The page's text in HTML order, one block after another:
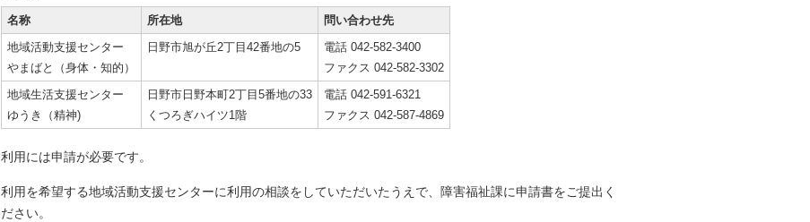
名称 所在地
問い合わせ先
地域活動支援センター
やまばと（身体・知的）
日野市旭が丘2丁目42番地の5
電話 042-582-3400
ファクス 042-582-3302
地域生活支援センター
ゆうき（精神)
日野市日野本町2丁目5番地の33
くつろぎハイツ1階
電話 042-591-6321
ファクス 042-587-4869
利用には申請が必要です。
利用を希望する地域活動支援センターに利用の相談をしていただいたうえで、障害福祉課に申請書をご提出く
ださい。